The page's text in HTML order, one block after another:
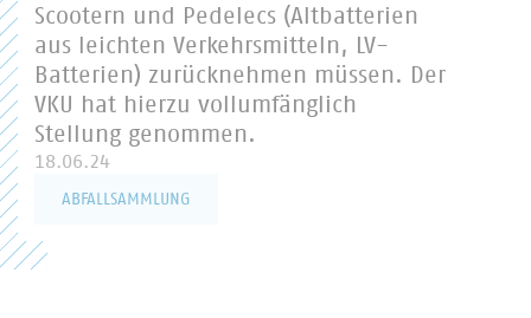
Scootern und Pedelecs (Altbatterien
aus leichten Verkehrsmitteln, LV-
Batterien) zurücknehmen müssen. Der
VKU hat hierzu vollumfänglich
Stellung genommen.
18.06.24
ABFALLSAMMLUNG